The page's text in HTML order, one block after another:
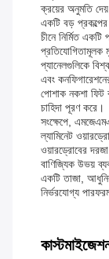
ক্রয়ের অনুমতি
একটি বড়
চীনে নির্মিত
প্রতিযোগিতামূলক
প্যানেলগুলিকে
এবং
পোশাক নকশা ফিট
চাহিদা পূরণ করে।
সংক্ষেপে,
ল্যামিনেট
ওয়ারড্রোবের
বাণিজ্যিক উভয়
একটি তাজা,
নির্ভরযোগ্য